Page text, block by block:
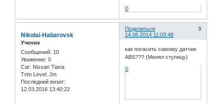
0
Поделиться
9
14.06.2014 11:03:48
Nikolai-Habarovsk
Ученик
Сообщений: 10
Уважение: 0
Car: Nissan Tiana
Trim Level: Jm
Последний визит:
12.03.2016 13:40:22
как погасить самому датчик
ABS??? (Менял ступицу)
0